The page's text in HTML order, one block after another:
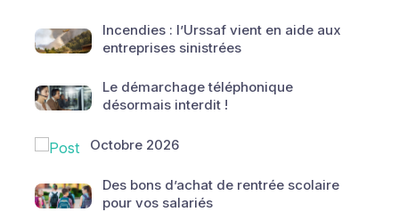
Incendies : l’Urssaf vient en aide aux
entreprises sinistrées
Le démarchage téléphonique
désormais interdit !
Octobre 2026
Des bons d’achat de rentrée scolaire
pour vos salariés